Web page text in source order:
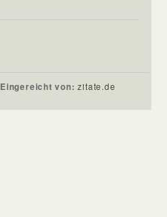
Eingereicht von:zitate.de